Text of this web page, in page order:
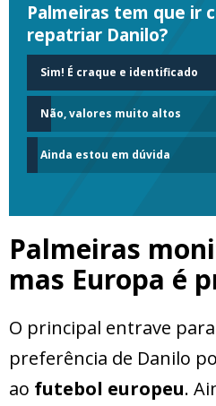
Palmeiras tem que ir
repatriar Danilo?
Sim! É craque e identificado
Não, valores muito altos
Ainda estou em dúvida
Palmeiras
mas Europa é
O principal entrave
preferência de Danilo
ao futebol europeu.